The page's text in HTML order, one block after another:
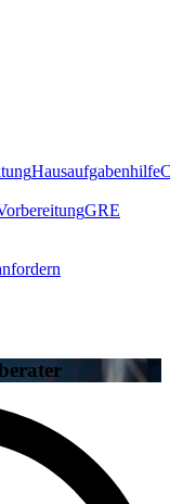
Hausaufgabenhilfe
GRE